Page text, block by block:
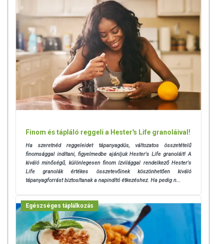
Finom és tápláló reggeli a Hester's Life granoláival!
Ha szeretnéd reggeleidet tápanyagdús, változatos összetételű
finomsággal indítani, figyelmedbe ajánljuk Hester's Life granoláit! A
kiváló minőségű, különlegesen finom ízvilággal rendelkező Hester's
Life granolák értékes összetevőinek köszönhetően kiváló
tápanyagforrást biztosítanak a napindító étkezéshez. Ha pedig n...
Egészséges táplálkozás